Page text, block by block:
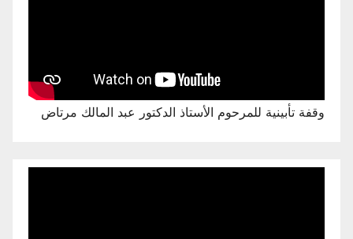
وقفة تأبينية للمرحوم الأستاذ الدكتور عبد المالك مرتاض